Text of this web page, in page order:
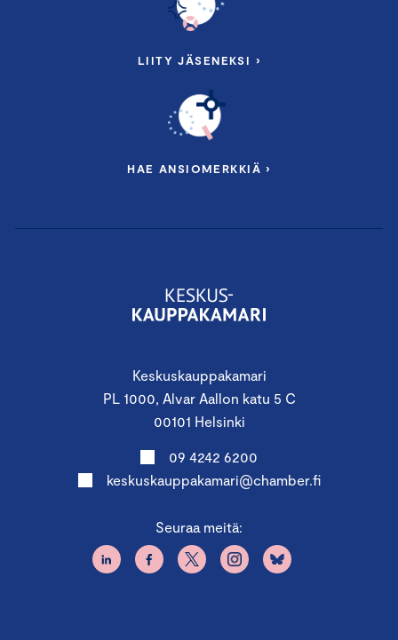
Keskuskauppakamari
PL 1000, Alvar Aallon katu 5 C
00101 Helsinki
09 4242 6200
keskuskauppakamari@chamber.fi
Seuraa meitä:
LIITY JÄSENEKSI ›
HAE ANSIOMERKKIÄ ›